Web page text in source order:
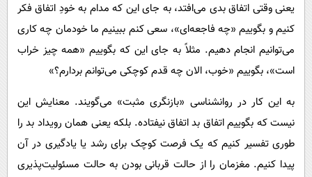
یعنی وقتی اتفاق بدی می‌افتد، به جای این که مدام به خودِ اتفاق فکر
کنیم و بگوییم «چه فاجعه‌ای»، سعی کنم ببینیم ما خودمان چه کاری
می‌توانیم انجام دهیم. مثلاً به جای این که بگوییم «همه چیز خراب
است»، بگوییم «خوب، الان چه قدم کوچکی می‌توانم بردارم؟»
به این کار در روانشناسی «بازنگری مثبت» می‌گویند. معنایش این
نیست که بگوییم اتفاق بد اتفاق نیفتاده. بلکه یعنی همان رویداد بد را
طوری تفسیر کنیم که یک فرصت کوچک برای رشد یا یادگیری در آن
پیدا کنیم. مغزمان را از حالت قربانی بودن به حالت مسئولیت‌پذیری